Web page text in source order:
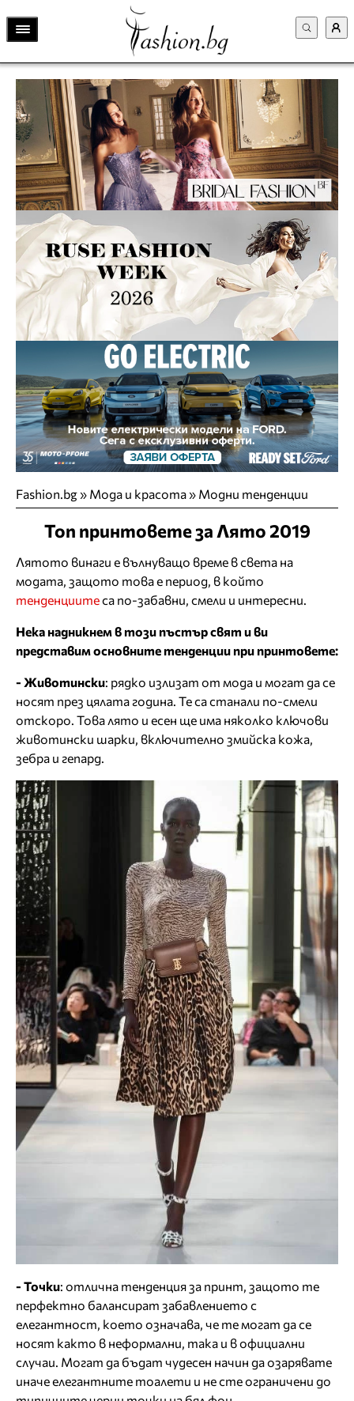
Fashion.bg» Мода и красота» Модни тенденции
Топ принтовете за Лято 2019
Лятото винаги е вълнуващо време в света на
модата, защото това е период, в който
тенденциитеса по-забавни, смели и интересни.
Нека надникнем в този пъстър свят и ви
представим основните тенденции при принтовете:
- Животински: рядко излизат от мода и могат да се
носят през цялата година. Те са станали по-смели
отскоро. Това лято и есен ще има няколко ключови
животински шарки, включително змийска кожа,
зебра и гепард.
- Точки: отлична тенденция за принт, защото те
перфектно балансират забавлението с
елегантност, което означава, че те могат да се
носят както в неформални, така и в официални
случаи. Могат да бъдат чудесен начин да озарявате
иначе елегантните тоалети и не сте ограничени до